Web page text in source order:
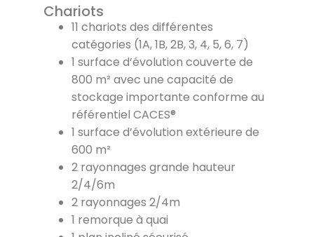
Chariots
11 chariots des différentes
catégories (1A, 1B, 2B, 3, 4, 5, 6, 7)
1 surface d’évolution couverte de
800 m² avec une capacité de
stockage importante conforme au
référentiel CACES®
1 surface d’évolution extérieure de
600 m²
2 rayonnages grande hauteur
2/4/6m
2 rayonnages 2/4m
1 remorque à quai